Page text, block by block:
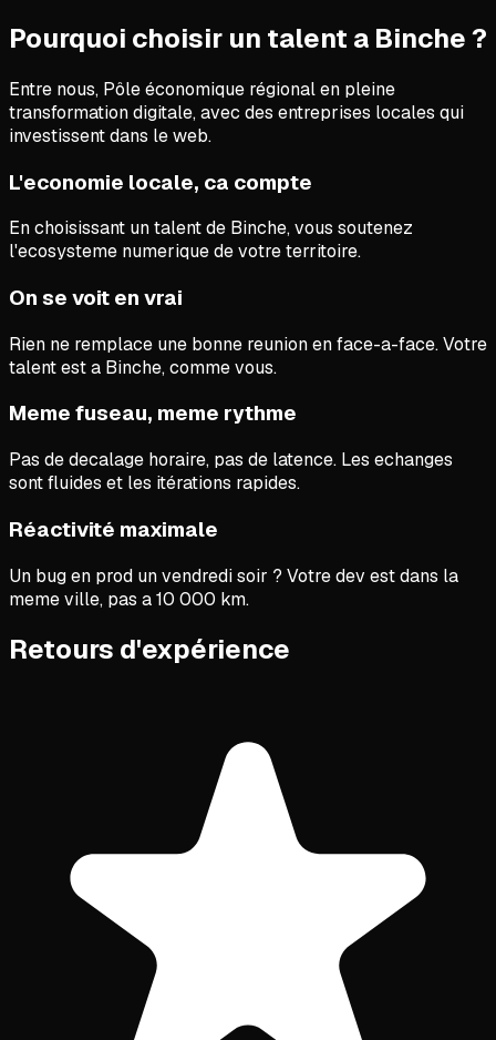
Pourquoi choisir un talent a Binche ?
Entre nous, Pôle économique régional en pleine
transformation digitale, avec des entreprises locales qui
investissent dans le web.
L'economie locale, ca compte
En choisissant un talent de Binche, vous soutenez
l'ecosysteme numerique de votre territoire.
On se voit en vrai
Rien ne remplace une bonne reunion en face-a-face. Votre
talent est a Binche, comme vous.
Meme fuseau, meme rythme
Pas de decalage horaire, pas de latence. Les echanges
sont fluides et les itérations rapides.
Réactivité maximale
Un bug en prod un vendredi soir ? Votre dev est dans la
meme ville, pas a 10 000 km.
Retours d'expérience